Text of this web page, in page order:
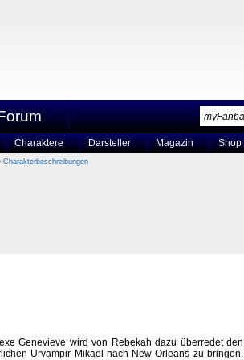
Charaktere Darsteller Magazin Shop
Charakterbeschreibungen
Genevieve wird von Rebekah dazu überredet den
Urvampir Mikael nach New Orleans zu bringen.